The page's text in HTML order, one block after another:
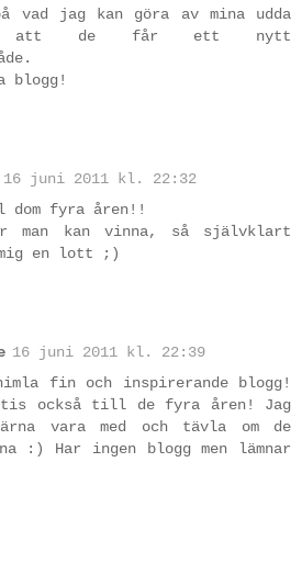
vad jag kan göra av mina udda
att de får ett nytt
blogg!
16 juni 2011 kl. 22:32
fyra åren!!
man kan vinna, så självklart
en lott ;)
16 juni 2011 kl. 22:39
fin och inspirerande blogg!
också till de fyra åren! Jag
vara med och tävla om de
:) Har ingen blogg men lämnar